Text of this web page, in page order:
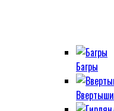
Багры
Ввертыши